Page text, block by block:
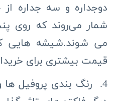
دوجداره و سه جداره
شمار می‌روند که روی
می شوند.شیشه هایی
قیمت بیشتری برای
4. رنگ بندی پروفیل